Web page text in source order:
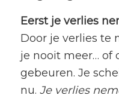
Eerst je verlies
Door je verlies te
je nooit meer… of
gebeuren. Je
nu. Je verlies